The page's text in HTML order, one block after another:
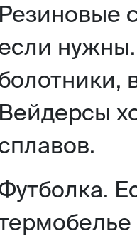
Резиновые
Вейдерсы